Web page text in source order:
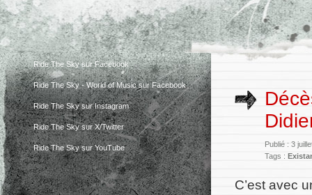
Ride The Sky sur Facebook
Ride The Sky - World of Music sur Facebook
Ride The Sky sur Instagram
Ride The Sky sur X/Twitter
Ride The Sky sur YouTube
Publié : 3
Tags :
C’est avec